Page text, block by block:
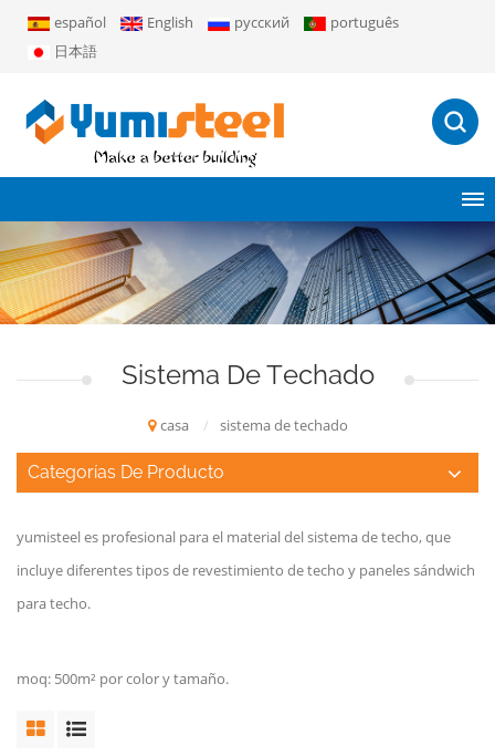
español English русский
português
日本語
Sistema De Techado
casa / sistema de techado
Categorías De Producto
yumisteel es profesional para el material del sistema de techo, que
incluye diferentes tipos de revestimiento de techo y paneles sándwich
para techo.
moq: 500m² por color y tamaño.